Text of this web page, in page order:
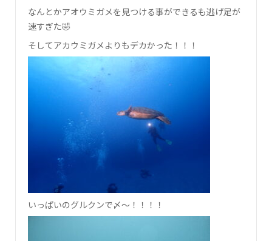
なんとかアオウミガメを見つける事ができるも逃げ足が
速すぎた🤣
そしてアカウミガメよりもデカかった！！！
いっぱいのグルクンで〆～！！！！